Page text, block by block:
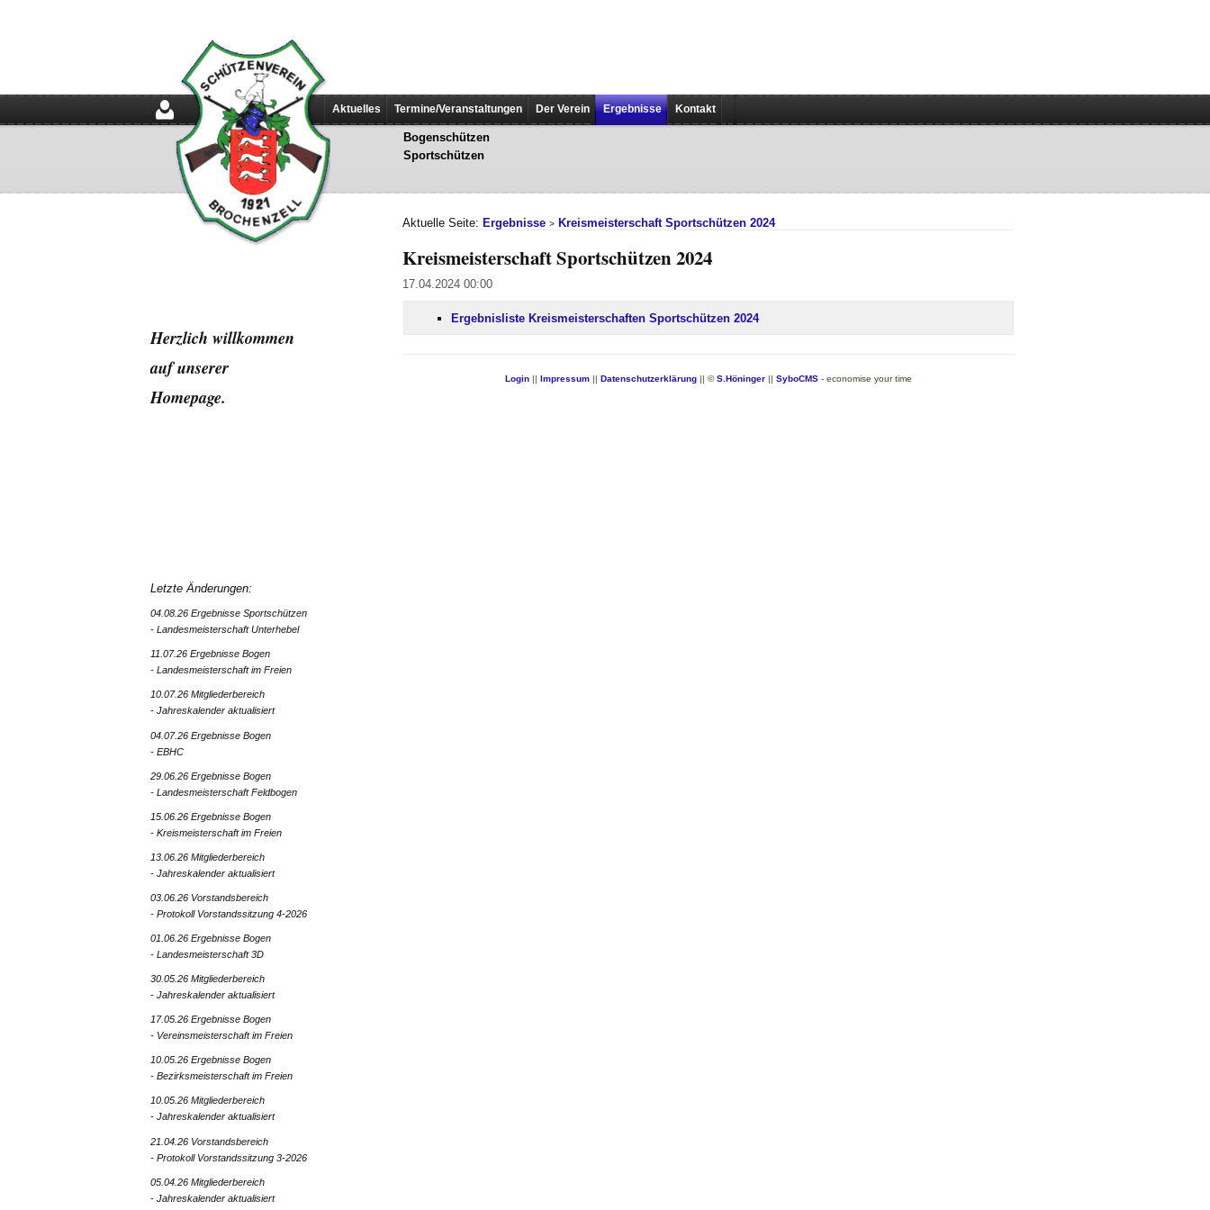
Aktuelles Termine/Veranstaltungen Der Verein Ergebnisse Kontakt
Bogenschützen
Sportschützen
Aktuelle Seite: Ergebnisse > Kreismeisterschaft Sportschützen 2024
Kreismeisterschaft Sportschützen 2024
17.04.2024 00:00
Ergebnisliste Kreismeisterschaften Sportschützen 2024
Login || Impressum || Datenschutzerklärung || ©S.Höninger || SyboCMS - economise your time
Herzlich willkommen
auf unserer
Homepage.
Letzte Änderungen:
04.08.26 Ergebnisse Sportschützen
- Landesmeisterschaft Unterhebel
11.07.26 Ergebnisse Bogen
- Landesmeisterschaft im Freien
10.07.26 Mitgliederbereich
- Jahreskalender aktualisiert
04.07.26 Ergebnisse Bogen
- EBHC
29.06.26 Ergebnisse Bogen
- Landesmeisterschaft Feldbogen
15.06.26 Ergebnisse Bogen
- Kreismeisterschaft im Freien
13.06.26 Mitgliederbereich
- Jahreskalender aktualisiert
03.06.26 Vorstandsbereich
- Protokoll Vorstandssitzung 4-2026
01.06.26 Ergebnisse Bogen
- Landesmeisterschaft 3D
30.05.26 Mitgliederbereich
- Jahreskalender aktualisiert
17.05.26 Ergebnisse Bogen
- Vereinsmeisterschaft im Freien
10.05.26 Ergebnisse Bogen
- Bezirksmeisterschaft im Freien
10.05.26 Mitgliederbereich
- Jahreskalender aktualisiert
21.04.26 Vorstandsbereich
- Protokoll Vorstandssitzung 3-2026
05.04.26 Mitgliederbereich
- Jahreskalender aktualisiert